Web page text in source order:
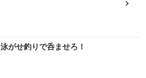
泳がせ釣りで呑ませろ！